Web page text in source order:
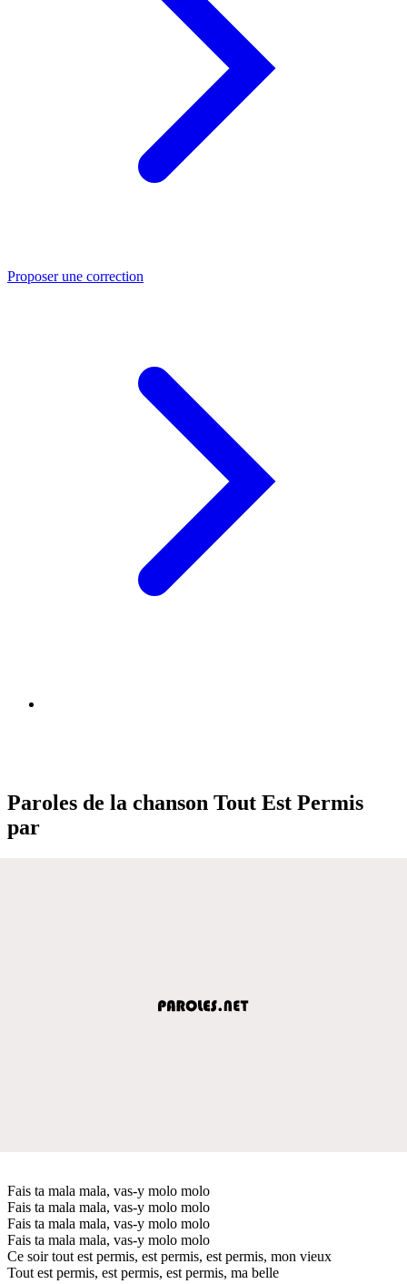
Proposer une correction
Paroles de la chanson Tout Est Permis
par
Fais ta mala mala, vas-y molo molo
Fais ta mala mala, vas-y molo molo
Fais ta mala mala, vas-y molo molo
Fais ta mala mala, vas-y molo molo
Ce soir tout est permis, est permis, est permis, mon vieux
Tout est permis, est permis, est permis, ma belle